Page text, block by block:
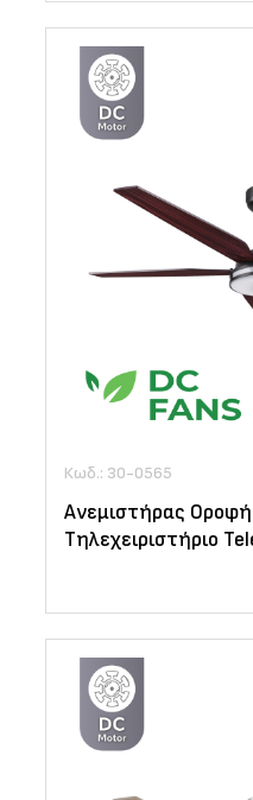
Κωδ.: 30-0565
Ανεμιστήρας
Τηλεχειριστήριο